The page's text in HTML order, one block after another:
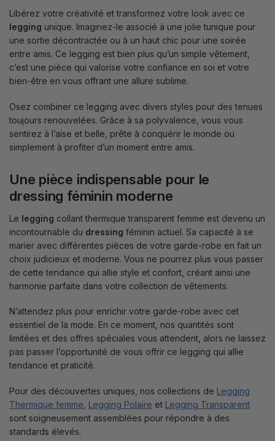
Libérez votre créativité et transformez votre look avec ce
legging unique. Imaginez-le associé à une jolie tunique pour
une sortie décontractée ou à un haut chic pour une soirée
entre amis. Ce legging est bien plus qu’un simple vêtement,
c’est une pièce qui valorise votre confiance en soi et votre
bien-être en vous offrant une allure sublime.
Osez combiner ce legging avec divers styles pour des tenues
toujours renouvelées. Grâce à sa polyvalence, vous vous
sentirez à l’aise et belle, prête à conquérir le monde ou
simplement à profiter d’un moment entre amis.
Une pièce indispensable pour le
dressing féminin moderne
Le legging collant thermique transparent femme est devenu un
incontournable du dressing féminin actuel. Sa capacité à se
marier avec différentes pièces de votre garde-robe en fait un
choix judicieux et moderne. Vous ne pourrez plus vous passer
de cette tendance qui allie style et confort, créant ainsi une
harmonie parfaite dans votre collection de vêtements.
N’attendez plus pour enrichir votre garde-robe avec cet
essentiel de la mode. En ce moment, nos quantités sont
limitées et des offres spéciales vous attendent, alors ne laissez
pas passer l’opportunité de vous offrir ce legging qui allie
tendance et praticité.
Pour des découvertes uniques, nos collections de Legging
Thermique femme Legging Polaire et Legging Transparent
sont soigneusement assemblées pour répondre à des
standards élevés.